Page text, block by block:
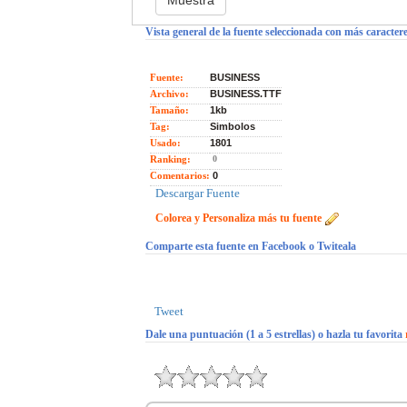
Vista general de la fuente seleccionada con más
Fuente:
BUSINESS
Archivo:
BUSINESS.TTF
Tamaño:
1kb
Tag:
Simbolos
Usado:
1801
Ranking:
0
Comentarios: 0
Descargar Fuente
Colorea y Personaliza más tu fuente
Comparte esta fuente en Facebook o Twiteala
Tweet
Dale una puntuación (1 a 5 estrellas) o hazla tu favorita